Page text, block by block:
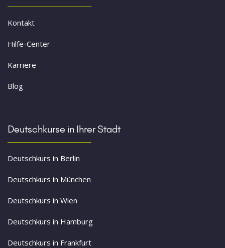
Kontakt
Hilfe-Center
Karriere
Blog
Deutschkurse in Ihrer Stadt
Deutschkurs in Berlin
Deutschkurs in München
Deutschkurs in Wien
Deutschkurs in Hamburg
Deutschkurs in Frankfurt